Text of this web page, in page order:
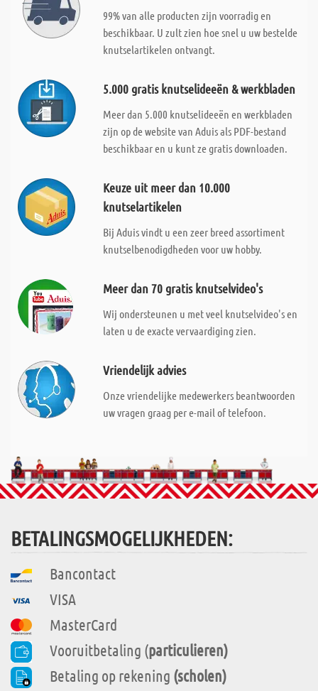
99% van alle producten zijn voorradig en
beschikbaar. U zult zien hoe snel u uw bestelde
knutselartikelen ontvangt.
5.000 gratis knutselideeën & werkbladen
Meer dan 5.000 knutselideeën en werkbladen
zijn op de website van Aduis als PDF-bestand
beschikbaar en u kunt ze gratis downloaden.
Keuze uit meer dan 10.000
knutselartikelen
Bij Aduis vindt u een zeer breed assortiment
knutselbenodigdheden voor uw hobby.
Meer dan 70 gratis knutselvideo's
Wij ondersteunen u met veel knutselvideo's en
laten u de exacte vervaardiging zien.
Vriendelijk advies
Onze vriendelijke medewerkers beantwoorden
uw vragen graag per e-mail of telefoon.
BETALINGSMOGELIJKHEDEN:
Bancontact
VISA
MasterCard
Vooruitbetaling (particulieren)
Betaling op rekening (scholen)